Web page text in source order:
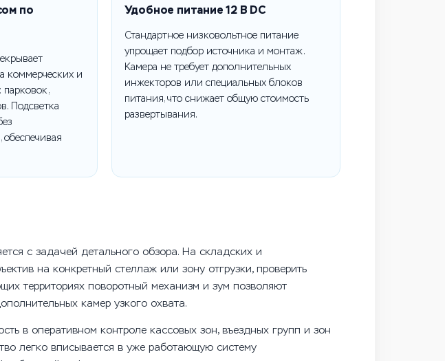
по
коммерческих и
Подсветка
обеспечивая
Удобное питание 12 В DC
Стандартное низковольтное питание
упрощает подбор источника и монтаж.
Камера не требует дополнительных
инжекторов или специальных блоков
питания, что снижает общую стоимость
развертывания.
с задачей детального обзора. На складских и
на конкретный стеллаж или зону отгрузки, проверить
территориях поворотный механизм и зум позволяют
камер узкого охвата.
в оперативном контроле кассовых зон, въездных групп и зон
легко вписывается в уже работающую систему